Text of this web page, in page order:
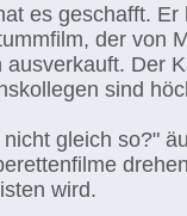
es geschafft.
der von
ausverkauft. Der
sind
nicht gleich so?"
wird.